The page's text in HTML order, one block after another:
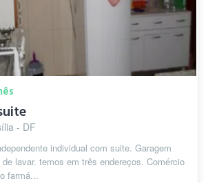
- DF
individual com suite. Garagem
lavar. temos em três endereços. Comércio
farmá...